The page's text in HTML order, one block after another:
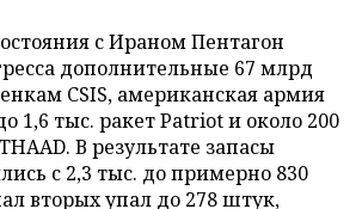
с Ираном Пентагон
дополнительные 67 млрд
CSIS, американская армия
1,6 тыс. ракет Patriot и около 200
В результате запасы
с 2,3 тыс. до примерно 830
вторых упал до 278 штук,